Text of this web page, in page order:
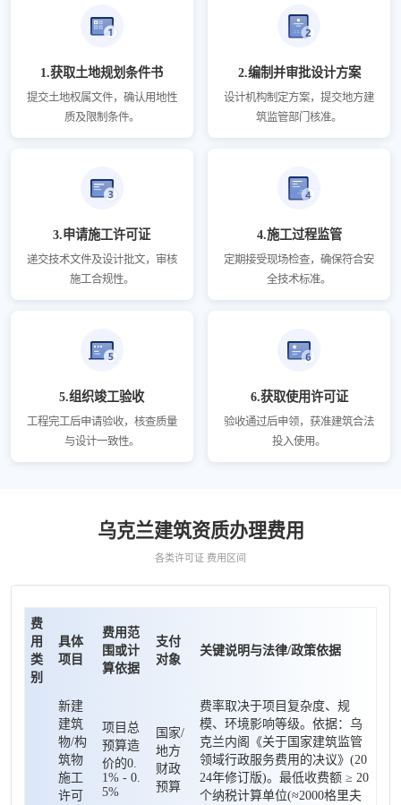
1.获取土地规划条件书
提交土地权属文件，确认用地性
质及限制条件。
2.编制并审批设计方案
设计机构制定方案，提交地方建
筑监管部门核准。
3.申请施工许可证
递交技术文件及设计批文，审核
施工合规性。
4.施工过程监管
定期接受现场检查，确保符合安
全技术标准。
5.组织竣工验收
工程完工后申请验收，核查质量
与设计一致性。
6.获取使用许可证
验收通过后申领，获准建筑合法
投入使用。
乌克兰建筑资质办理费用
各类许可证 费用区间
费
用
类
别
具体
项目
费用范
围或计
算依据
支付
对象
关键说明与法律/政策依据
新建
建筑
物/构
筑物
施工
许可
项目总
预算造
价的0.
1% - 0.
5%
国家/
地方
财政
预算
费率取决于项目复杂度、规
模、环境影响等级。依据：乌
克兰内阁《关于国家建筑监管
领域行政服务费用的决议》(20
24年修订版)。最低收费额 ≥ 20
个纳税计算单位(≈2000格里夫